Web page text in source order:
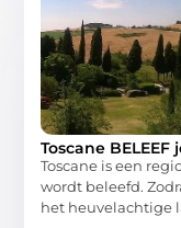
Toscane BELEEF
Toscane is een
wordt beleefd.
het heuvelachtige